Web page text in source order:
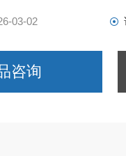
03-02
咨询